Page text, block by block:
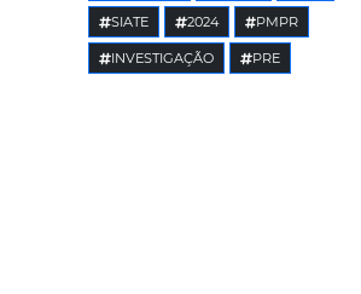
SIATE 2024 PMPR
INVESTIGAÇÃO PRE